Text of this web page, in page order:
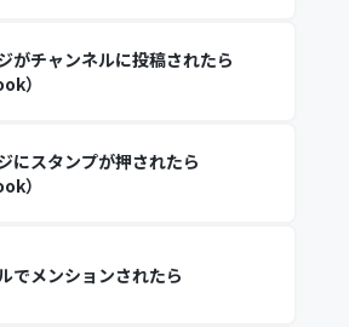
がチャンネルに投稿されたら
）
にスタンプが押されたら
）
でメンションされたら